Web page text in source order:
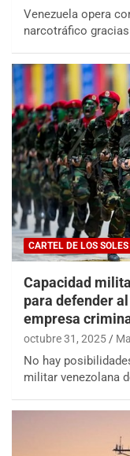
Venezuela opera
narcotráfico
CARTEL DE LOS SOLES
Capacidad
para defender
empresa
octubre 31, 2025
No hay
militar venezolana